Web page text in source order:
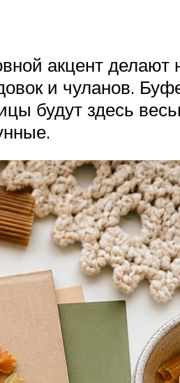
акцент делают
и чуланов.
будут здесь